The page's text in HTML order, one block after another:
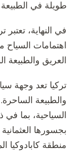
طويلة في الطبيعة
في النهاية،
اهتمامات السياح
العريق والطبيعة
تركيا تعد وجهة
والطبيعة
السياحية، بما في
بجسورها
منطقة كابادوكيا